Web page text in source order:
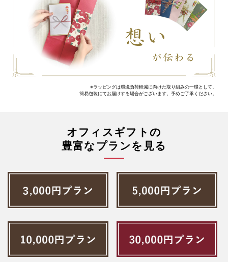
※ラッピングは環境負荷軽減に向けた取り組みの一環として、
簡易包装にてお届けする場合がございます。予めご了承ください。
オフィスギフトの
豊富なプランを見る